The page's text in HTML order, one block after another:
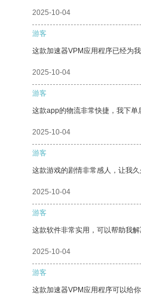
2025-10-04
游客
这款加速器VPM应用程序已经为
2025-10-04
游客
这款app的物流非常快捷，我下单
2025-10-04
游客
这款游戏的剧情非常感人，让我久
2025-10-04
游客
这款软件非常实用，可以帮助我
2025-10-04
游客
这款加速器VPM应用程序可以给